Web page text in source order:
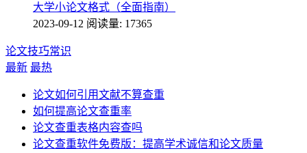
大学小论文格式（全面指南）
2023-09-12 阅读量: 17365
论文技巧常识
最新 最热
论文如何引用文献不算查重
如何提高论文查重率
论文查重表格内容查吗
论文查重软件免费版：提高学术诚信和论文质量